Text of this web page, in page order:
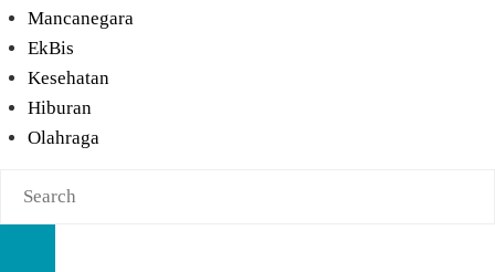
Mancanegara
EkBis
Kesehatan
Hiburan
Olahraga